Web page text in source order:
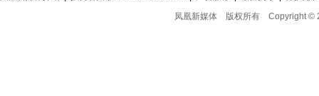
凤凰新媒体
版权所有 Copyright ©